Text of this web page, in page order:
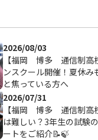
2026/08/03
【福岡 博多 通信制高
ンスクール開催！夏休
と焦っている方へ
2026/07/31
【福岡 博多 通信制高
は難しい？3年生の試験
ートをご紹介📝🍃